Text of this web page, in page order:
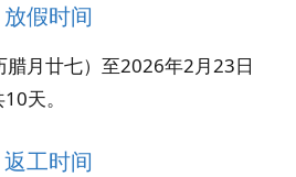
放假时间
月廿七）至2026年2月23日
天。
返工时间